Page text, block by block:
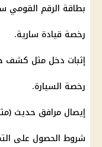
بطاقة الرقم القومي
رخصة قيادة سارية.
إثبات دخل مثل كشف
رخصة السيارة.
إيصال مرافق حديث
شروط الحصول على